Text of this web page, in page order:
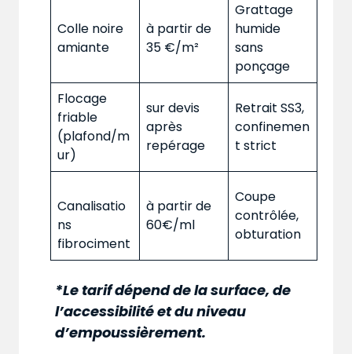
Colle noire
amiante
à partir de
35 €/m²
Grattage
humide
sans
ponçage
Flocage
friable
(plafond/m
ur)
sur devis
après
repérage
Retrait SS3,
confinemen
t strict
Canalisatio
ns
fibrociment
à partir de
60€/ml
Coupe
contrôlée,
obturation
*Le tarif dépend de la surface, de
l’accessibilité et du niveau
d’empoussièrement.